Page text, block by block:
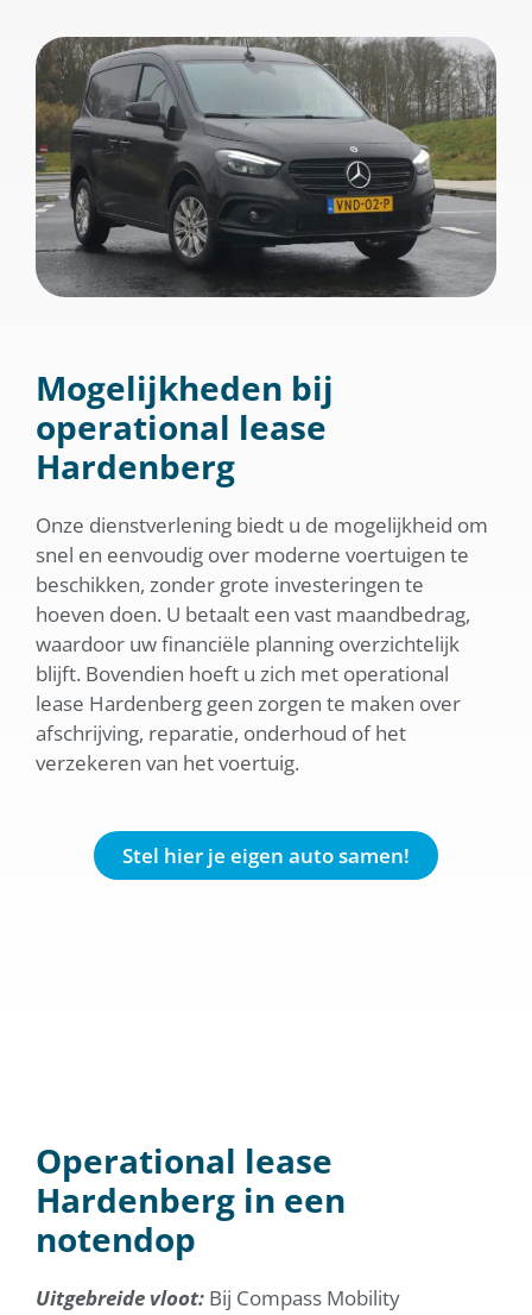
Mogelijkheden bij
operational lease
Hardenberg
Onze dienstverlening biedt u de mogelijkheid om
snel en eenvoudig over moderne voertuigen te
beschikken, zonder grote investeringen te
hoeven doen. U betaalt een vast maandbedrag,
waardoor uw financiële planning overzichtelijk
blijft. Bovendien hoeft u zich met operational
lease Hardenberg geen zorgen te maken over
afschrijving, reparatie, onderhoud of het
verzekeren van het voertuig.
Stel hier je eigen auto samen!
Operational lease
Hardenberg in een
notendop
Uitgebreide vloot: Bij Compass Mobility